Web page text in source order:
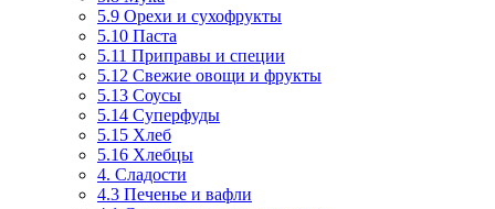
5.9 Орехи и сухофрукты
5.10 Паста
5.11 Приправы и специи
5.12 Свежие овощи и фрукты
5.13 Соусы
5.14 Суперфуды
5.15 Хлеб
5.16 Хлебцы
4. Сладости
4.3 Печенье и вафли